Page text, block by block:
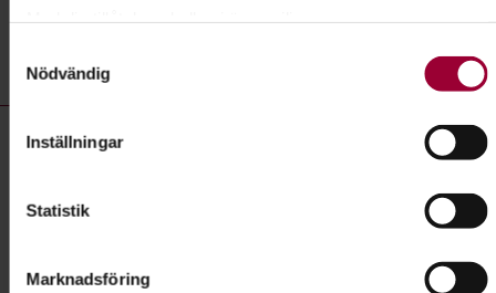
kan ha en noggrannhet på upp till flera meter
Ta reda på mer om hur dina personliga uppgifter behandlas
ändra eller dra tillbaka ditt samtycke när som helst från
Nödvändig
Inställningar
Statistik
Marknadsföring
Liknande kurser inomFöreningen –
från idé till praktik
i Kronobergs län
Utflykt:Medlemsmöte vid Finnstugan
Datum